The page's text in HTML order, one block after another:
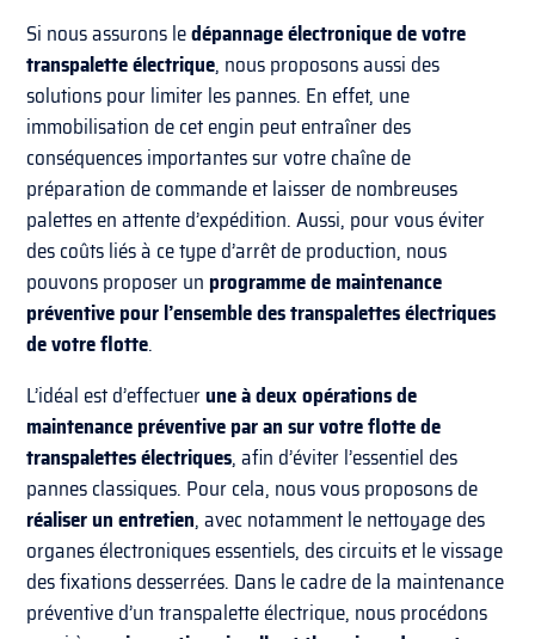
Si nous assurons ledépannage électronique de votre
transpalette électrique, nous proposons aussi des
solutions pour limiter les pannes. En effet, une
immobilisation de cet engin peut entraîner des
conséquences importantes sur votre chaîne de
préparation de commande et laisser de nombreuses
palettes en attente d’expédition. Aussi, pour vous éviter
des coûts liés à ce type d’arrêt de production, nous
pouvons proposer un programme de maintenance
préventive pour l’ensemble des transpalettes électriques
de votre flotte.
L’idéal est d’effectuerune à deux opérations de
maintenance préventive par an sur votre flotte de
transpalettes électriques, afin d’éviter l’essentiel des
pannes classiques. Pour cela, nous vous proposons de
réaliser un entretien, avec notamment le nettoyage des
organes électroniques essentiels, des circuits et le vissage
des fixations desserrées. Dans le cadre de la maintenance
préventive d’un transpalette électrique, nous procédons